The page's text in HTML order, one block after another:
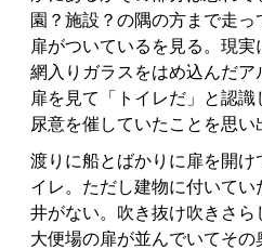
園？施設？の隅の方まで走
扉がついているを見る。現
網入りガラスをはめ込んだ
扉を見て「トイレだ」と認
尿意を催していたことを思い
渡りに船とばかりに扉を開け
イレ。ただし建物に付いて
井がない。吹き抜け吹きさら
大便場の扉が並んでいてそ